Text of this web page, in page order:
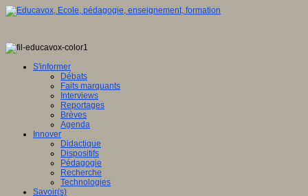
S'informer
Débats
Faits marquants
Interviews
Reportages
Brèves
Agenda
Innover
Didactique
Dispositifs
Pédagogie
Recherche
Technologies
Savoir(s)